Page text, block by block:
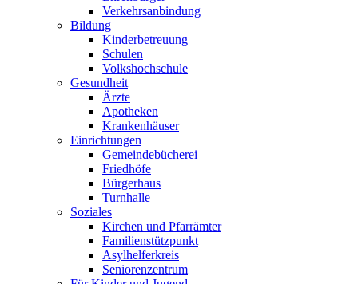
Verkehrsanbindung
Bildung
Kinderbetreuung
Schulen
Volkshochschule
Gesundheit
Ärzte
Apotheken
Krankenhäuser
Einrichtungen
Gemeindebücherei
Friedhöfe
Bürgerhaus
Turnhalle
Soziales
Kirchen und Pfarrämter
Familienstützpunkt
Asylhelferkreis
Seniorenzentrum